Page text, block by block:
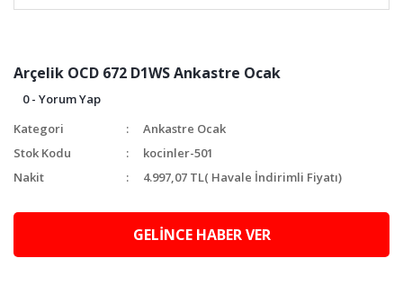
Arçelik OCD 672 D1WS Ankastre Ocak
0 - Yorum Yap
Kategori
Ankastre Ocak
Stok Kodu
kocinler-501
Nakit
4.997,07 TL( Havale İndirimli Fiyatı)
GELİNCE HABER VER